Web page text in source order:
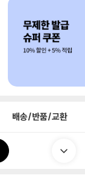
배송/반품/교환